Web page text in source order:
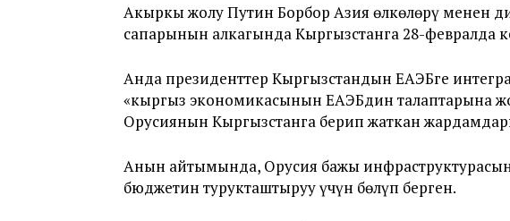
Акыркы жолу Путин Борбор Азия өлкөлөрү менен
сапарынын алкагында Кыргызстанга 28-февралда
Анда президенттер Кыргызстандын ЕАЭБге
«кыргыз экономикасынын ЕАЭБдин талаптарына
Орусиянын Кыргызстанга берип жаткан
Анын айтымында, Орусия бажы
бюджетин турукташтыруу үчүн бөлүп берген.